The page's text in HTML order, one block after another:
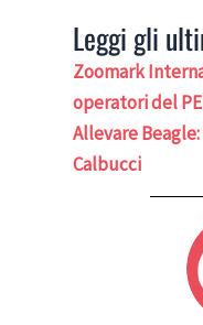
Leggi gli
Zoomark
operatori del
Allevare
Calbucci